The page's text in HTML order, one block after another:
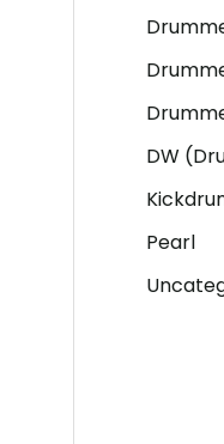
n
a
a
DW
Pearl